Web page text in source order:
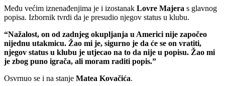
Među većim iznenađenjima je i izostanak Lovre Majera s glavnog
popisa. Izbornik tvrdi da je presudio njegov status u klubu.
“Nažalost, on od zadnjeg okupljanja u Americi nije započeo
nijednu utakmicu. Žao mi je, sigurno je da će se on vratiti,
njegov status u klubu je utjecao na to da nije u popisu. Žao mi
je zbog puno igrača, ali moram raditi popis.”
Osvrnuo se i na stanje Matea Kovačića.